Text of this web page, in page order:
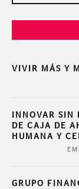
VIVIR MÁS Y
INNOVAR SIN
DE CAJA DE
HUMANA Y
GRUPO